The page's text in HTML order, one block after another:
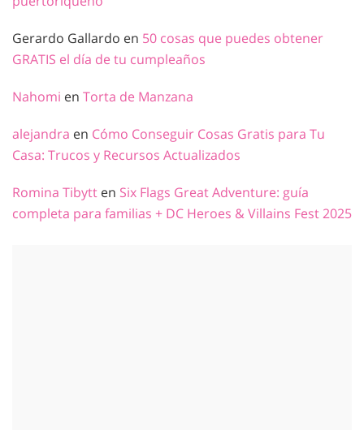
Gerardo Gallardo en 50 cosas que puedes obtener
GRATIS el día de tu cumpleaños
Nahomi en Torta de Manzana
alejandra en Cómo Conseguir Cosas Gratis para Tu
Casa: Trucos y Recursos Actualizados
Romina Tibytt en Six Flags Great Adventure: guía
completa para familias + DC Heroes & Villains Fest 2025